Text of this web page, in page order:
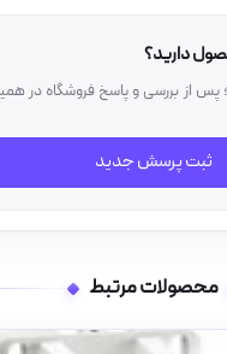
دارید؟
پس از بررسی و پاسخ فروشگاه در
ثبت پرسش جدید
محصولات مرتبط